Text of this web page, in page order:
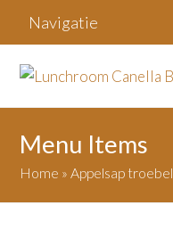
Navigatie
Menu Items
Home »Appelsap troebel